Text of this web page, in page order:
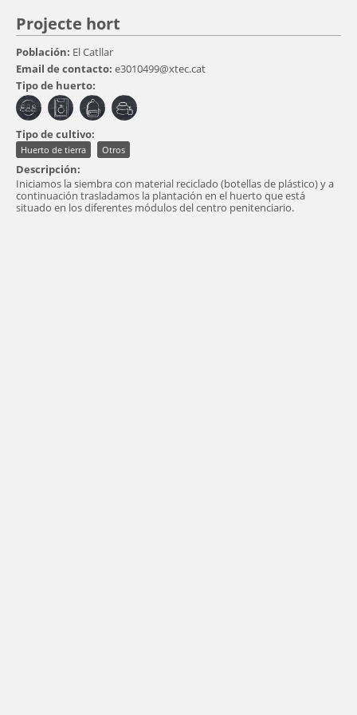
Projecte hort
Población: El Catllar
Email de contacto: e3010499@xtec.cat
Tipo de huerto:
Tipo de cultivo:
Huerto de tierra Otros
Descripción:
Iniciamos la siembra con material reciclado (botellas de plástico) y a
continuación trasladamos la plantación en el huerto que está
situado en los diferentes módulos del centro penitenciario.